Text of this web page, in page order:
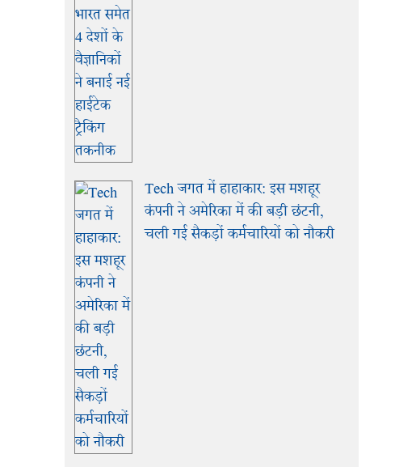
Tech जगत में हाहाकार: इस मशहूर
कंपनी ने अमेरिका में की बड़ी छंटनी,
चली गई सैकड़ों कर्मचारियों को नौकरी